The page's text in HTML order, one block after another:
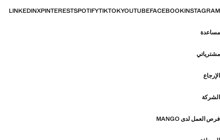
INSTAGRAM
FACEBOOK
YOUTUBE
TIKTOK
SPOTIFY
PINTEREST
X
LINKEDIN
مساعدة
مشترياتي
الإرجاع
الشركة
فرص العمل لدى MANGO